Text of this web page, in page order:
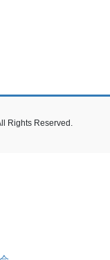
Rights Reserved.